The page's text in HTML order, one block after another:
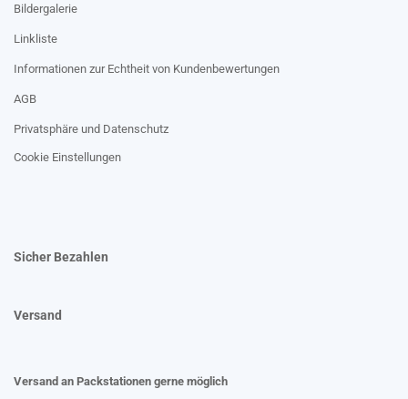
Bildergalerie
Linkliste
Informationen zur Echtheit von Kundenbewertungen
AGB
Privatsphäre und Datenschutz
Cookie Einstellungen
Sicher Bezahlen
Versand
Versand an Packstationen gerne möglich